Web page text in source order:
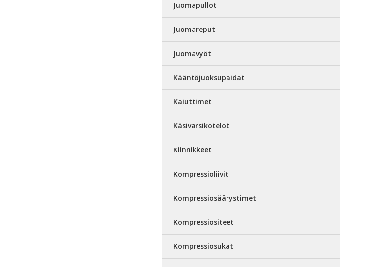
Juomapullot
Juomareput
Juomavyöt
Kääntöjuoksupaidat
Kaiuttimet
Käsivarsikotelot
Kiinnikkeet
Kompressioliivit
Kompressiosäärystimet
Kompressiositeet
Kompressiosukat